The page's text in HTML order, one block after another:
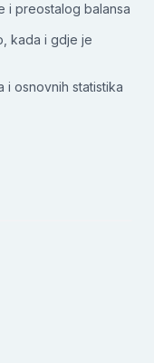
i preostalog balansa
kada i gdje je
i osnovnih statistika